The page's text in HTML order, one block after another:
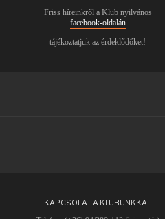
Friss híreinkről a Klub nyilvános
facebook-oldalán
tájékoztatjuk az érdeklődőket!
KAPCSOLAT A KLUBUNKKAL